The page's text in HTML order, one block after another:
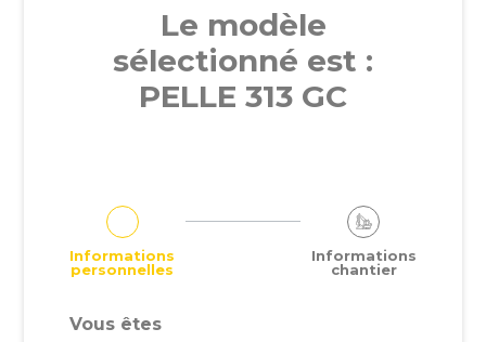
Le modèle
sélectionné est :
PELLE 313 GC
Informations
personnelles
Informations
chantier
Vous êtes